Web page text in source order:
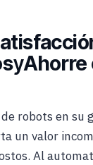
yAhorre
robots en su
un valor
Al